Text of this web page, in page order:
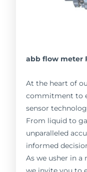
abb flow meter
At the heart of
commitment to
sensor
From liquid to
unparalleled
informed
As we usher in a